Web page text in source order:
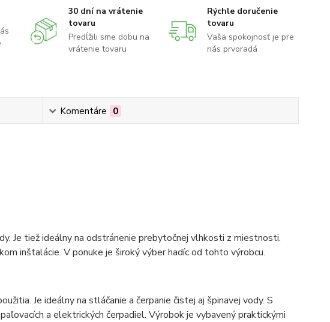
30 dní na vrátenie
tovaru
Predĺžili sme dobu na
vrátenie tovaru
Rýchle doručenie
tovaru
Vaša spokojnosť je pre
nás prvoradá
Komentáre 0
Je tiež ideálny na odstránenie prebytočnej vlhkosti z miestnosti.
inštalácie. V ponuke je široký výber hadíc od tohto výrobcu.
Je ideálny na stláčanie a čerpanie čistej aj špinavej vody. S
a elektrických čerpadiel. Výrobok je vybavený praktickými